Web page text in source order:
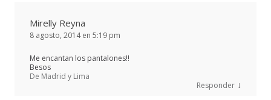
Mirelly Reyna
8 agosto, 2014 en 5:19 pm
Me encantan los pantalones!!
Besos
De Madrid y Lima
Responder ↓